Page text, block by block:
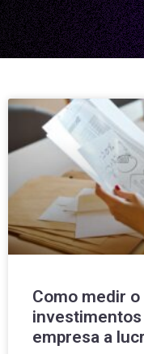
Como medir
empresa a